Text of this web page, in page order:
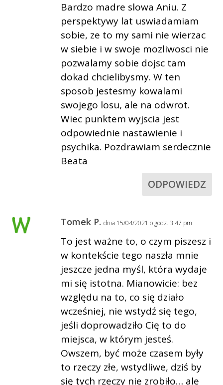
Bardzo madre slowa Aniu. Z
perspektywy lat uswiadamiam
sobie, ze to my sami nie wierzac
w siebie i w swoje mozliwosci nie
pozwalamy sobie dojsc tam
dokad chcielibysmy. W ten
sposob jestesmy kowalami
swojego losu, ale na odwrot.
Wiec punktem wyjscia jest
odpowiednie nastawienie i
psychika. Pozdrawiam serdecznie
Beata
ODPOWIEDZ
Tomek P. dnia 15/04/2021 o godz. 3:47 pm
To jest ważne to, o czym piszesz i
w kontekście tego naszła mnie
jeszcze jedna myśl, która wydaje
mi się istotna. Mianowicie: bez
względu na to, co się działo
wcześniej, nie wstydź się tego,
jeśli doprowadziło Cię to do
miejsca, w którym jesteś.
Owszem, być może czasem były
to rzeczy złe, wstydliwe, dziś by
się tych rzeczy nie zrobiło… ale